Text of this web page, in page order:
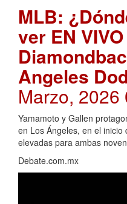
MLB:
ver EN
Angeles
Marzo, 2026
Yamamoto y Gallen
en Los Ángeles, en el
elevadas para ambas
Debate.com.mx